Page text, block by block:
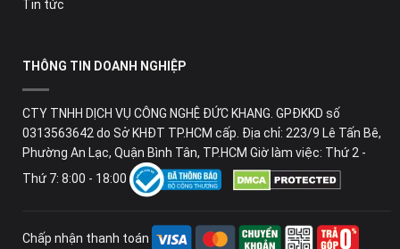
Tin tức
THÔNG TIN DOANH NGHIỆP
CTY TNHH DỊCH VỤ CÔNG NGHỆ ĐỨC KHANG. GPĐKKD số
0313563642 do Sở KHĐT TP.HCM cấp. Địa chỉ: 223/9 Lê Tấn Bê,
Phường An Lạc, Quận Bình Tân, TP.HCM Giờ làm việc: Thứ 2 -
Thứ 7: 8:00 - 18:00
Chấp nhận thanh toán